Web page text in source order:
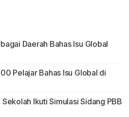
Daerah Bahas Isu Global
Pelajar Bahas Isu Global di
Ikuti Simulasi Sidang PBB